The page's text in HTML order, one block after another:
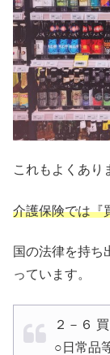
これもよくあり
介護保険では『
国の法律を持ち
っています。
２－６
○日常品